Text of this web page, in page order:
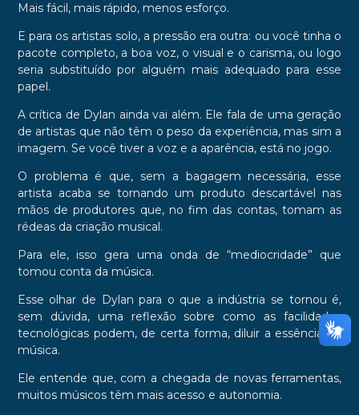
Mais fácil, mais rápido, menos esforço.
E para os artistas solo, a pressão era outra: ou você tinha o
pacote completo, a boa voz, o visual e o carisma, ou logo
seria substituído por alguém mais adequado para esse
papel.
A crítica de Dylan ainda vai além. Ele fala de uma geração
de artistas que não têm o peso da experiência, mas sim a
imagem. Se você tiver a voz e a aparência, está no jogo.
O problema é que, sem a bagagem necessária, esse
artista acaba se tornando um produto descartável nas
mãos de produtores que, no fim das contas, tomam as
rédeas da criação musical.
Para ele, isso gera uma onda de “mediocridade” que
tomou conta da música.
Esse olhar de Dylan para o que a indústria se tornou é,
sem dúvida, uma reflexão sobre como as facilidades
tecnológicas podem, de certa forma, diluir a essência da
música.
Ele entende que, com a chegada de novas ferramentas,
muitos músicos têm mais acesso e autonomia.